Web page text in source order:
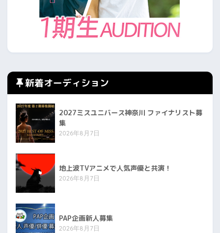
新着オーディション
2027ミスユニバース神奈川 ファイナリスト募
集
2026年8月7日
地上波TVアニメで人気声優と共演！
2026年8月7日
PAP企画新人募集
2026年8月7日